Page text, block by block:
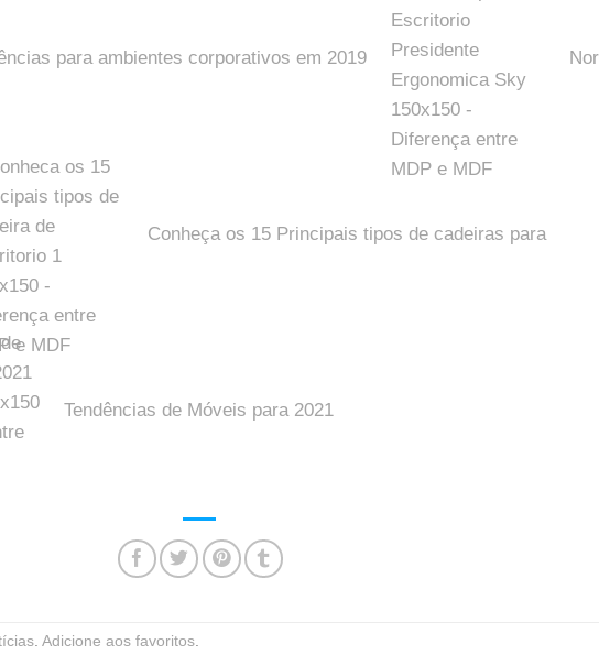
para ambientes corporativos em 2019
Conheça os 15 Principais tipos de cadeiras para
Tendências de Móveis para 2021
. Adicione aos favoritos.